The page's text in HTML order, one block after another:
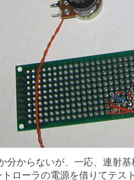
分からないが、一応、連射
トローラの電源を借りてテス